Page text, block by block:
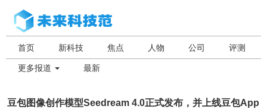
首页 新科技 焦点 人物 公司 评测
更多报道 最新
豆包图像创作模型Seedream 4.0正式发布，并上线豆包App